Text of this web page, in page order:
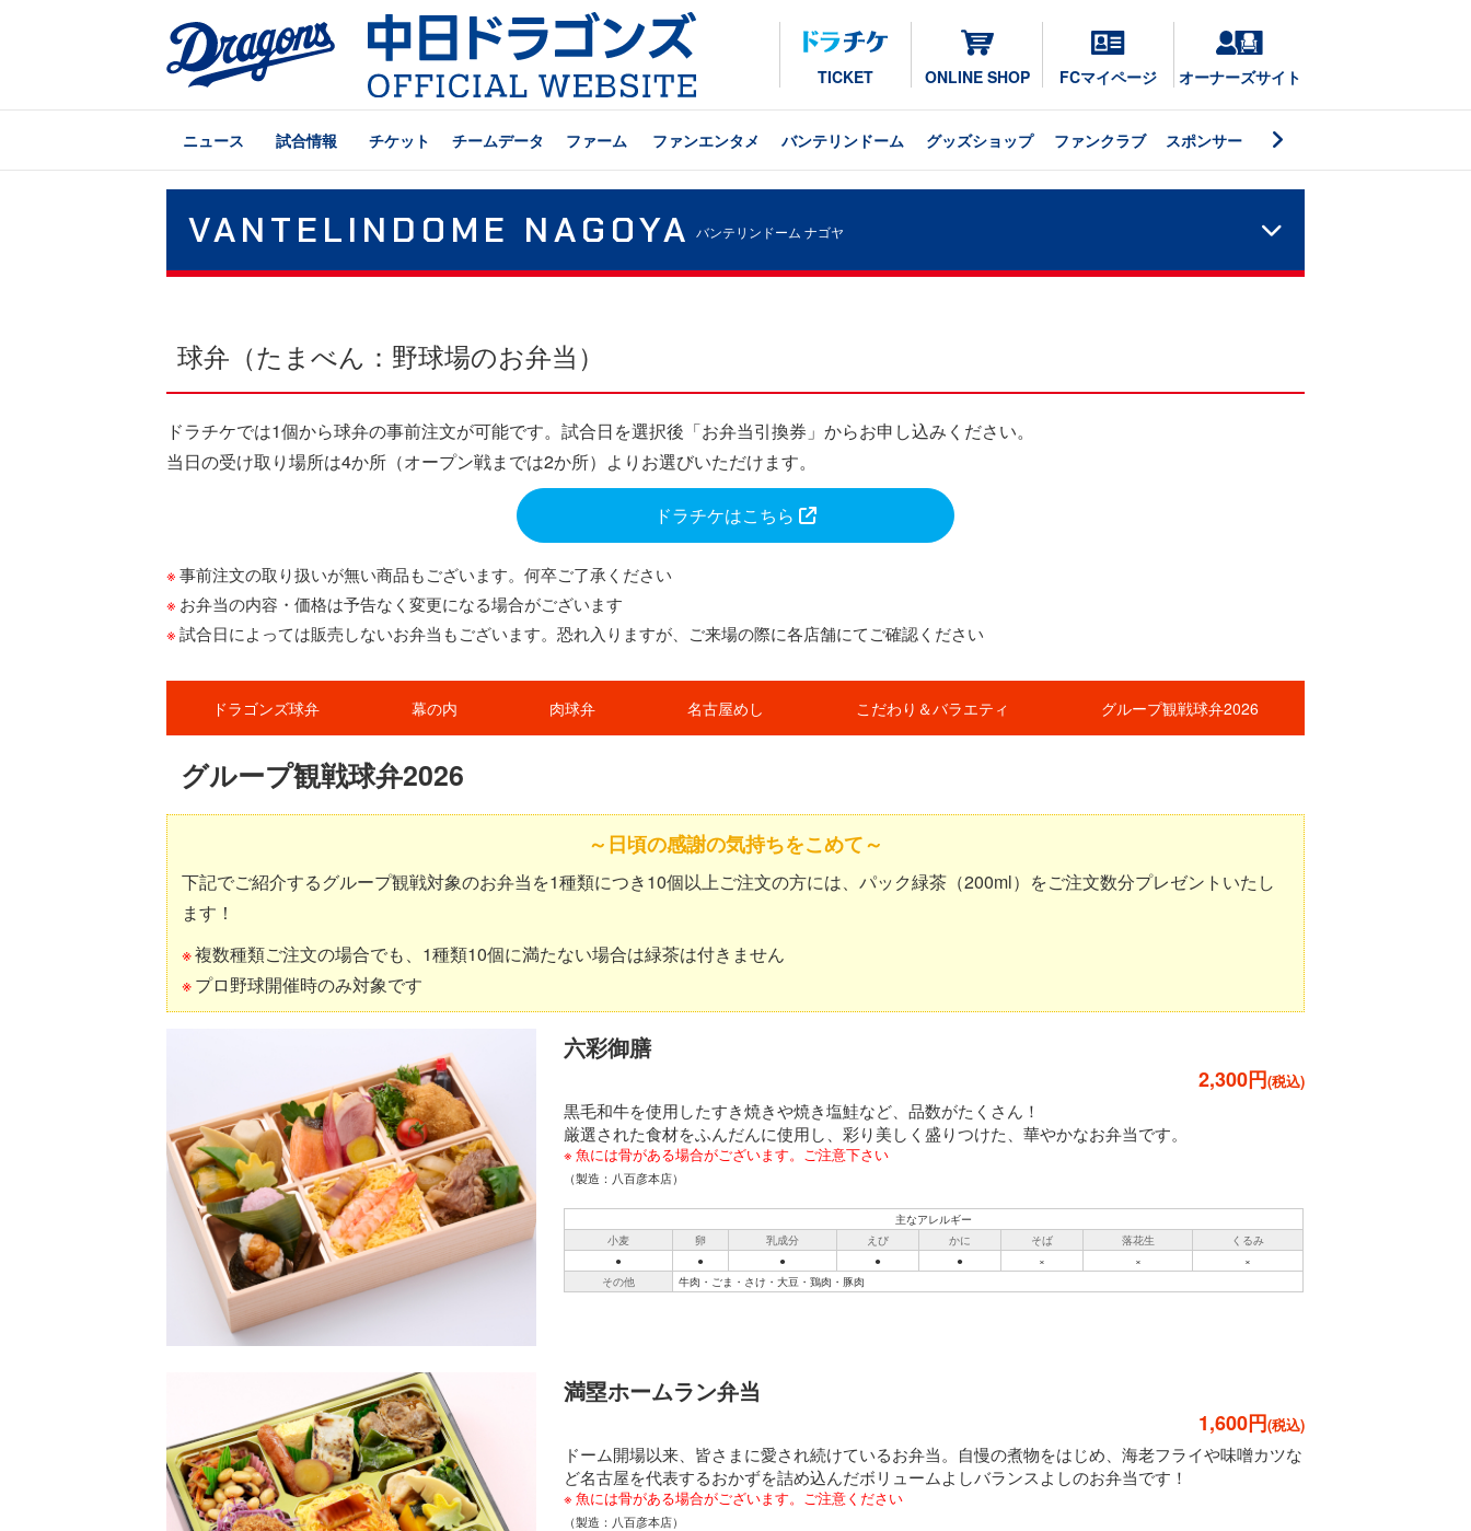
TICKET ONLINE SHOP FCマイページ オーナーズサイト
ニュース 試合情報 チケット チームデータ ファーム ファンエンタメ バンテリンドーム グッズショップ ファンクラブ スポンサー
VANTELINDOME NAGOYA バンテリンドーム ナゴヤ
球弁（たまべん：野球場のお弁当）
ドラチケでは1個から球弁の事前注文が可能です。試合日を選択後「お弁当引換券」からお申し込みください。
当日の受け取り場所は4か所（オープン戦までは2か所）よりお選びいただけます。
ドラチケはこちら
事前注文の取り扱いが無い商品もございます。何卒ご了承ください
お弁当の内容・価格は予告なく変更になる場合がございます
試合日によっては販売しないお弁当もございます。恐れ入りますが、ご来場の際に各店舗にてご確認ください
ドラゴンズ球弁 幕の内 肉球弁 名古屋めし こだわり＆バラエティ グループ観戦球弁2026
グループ観戦球弁2026
～日頃の感謝の気持ちをこめて～
下記でご紹介するグループ観戦対象のお弁当を1種類につき10個以上ご注文の方には、パック緑茶（200ml）をご注文数分プレゼントいたし
ます！
複数種類ご注文の場合でも、1種類10個に満たない場合は緑茶は付きません
プロ野球開催時のみ対象です
六彩御膳
2,300円
黒毛和牛を使用したすき焼きや焼き塩鮭など、品数がたくさん！
厳選された食材をふんだんに使用し、彩り美しく盛りつけた、華やかなお弁当です。
魚には骨がある場合がございます。ご注意下さい
（製造：八百彦本店）
主なアレルギー
小麦
卵 乳成分 えび かに そば 落花生
くるみ
●
● ● ● ● × ×
×
その他
牛肉・ごま・さけ・大豆・鶏肉・豚肉
満塁ホームラン弁当
1,600円
ドーム開場以来、皆さまに愛され続けているお弁当。自慢の煮物をはじめ、海老フライや味噌カツな
ど名古屋を代表するおかずを詰め込んだボリュームよしバランスよしのお弁当です！
魚には骨がある場合がございます。ご注意ください
（製造：八百彦本店）